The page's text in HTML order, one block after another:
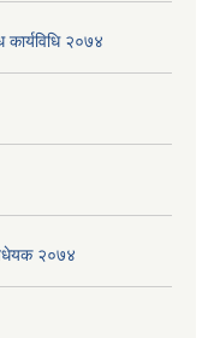
२०७४
२०७४